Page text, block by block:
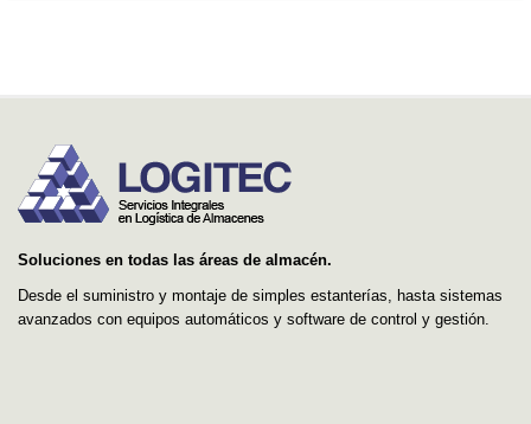
Soluciones en todas las áreas de almacén.
Desde el suministro y montaje de simples estanterías, hasta sistemas
avanzados con equipos automáticos y software de control y gestión.